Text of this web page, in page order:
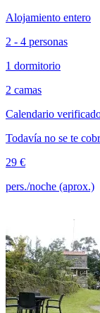
Alojamiento entero
2 - 4 personas
1 dormitorio
2 camas
Calendario
Todavía no se te
29 €
pers./noche (aprox.)